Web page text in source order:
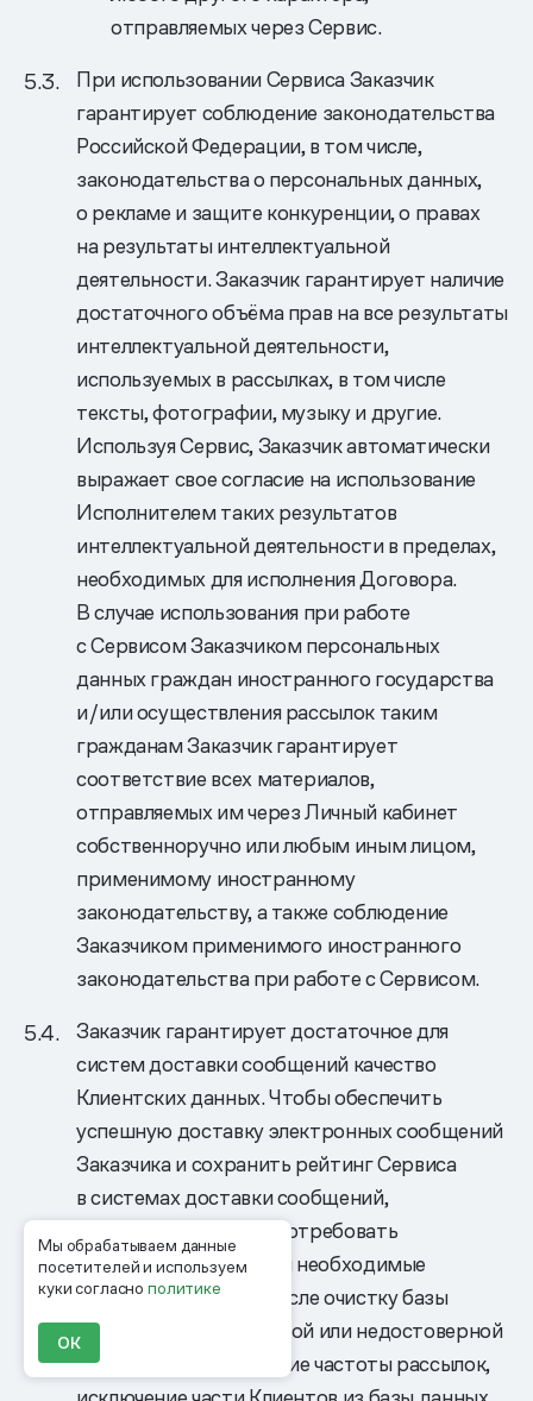
Мы обрабатываем данные
посетителей и используем
куки согласнополитике
ОК
отправляемых через Сервис.
При использовании Сервиса Заказчик
гарантирует соблюдение законодательства
Российской Федерации, в том числе,
законодательства о персональных данных,
о рекламе и защите конкуренции, о правах
на результаты интеллектуальной
деятельности. Заказчик гарантирует наличие
достаточного объёма прав на все результаты
интеллектуальной деятельности,
используемых в рассылках, в том числе
тексты, фотографии, музыку и другие.
Используя Сервис, Заказчик автоматически
выражает свое согласие на использование
Исполнителем таких результатов
интеллектуальной деятельности в пределах,
необходимых для исполнения Договора.
В случае использования при работе
с Сервисом Заказчиком персональных
данных граждан иностранного государства
и/или осуществления рассылок таким
гражданам Заказчик гарантирует
соответствие всех материалов,
отправляемых им через Личный кабинет
собственноручно или любым иным лицом,
применимому иностранному
законодательству, а также соблюдение
Заказчиком применимого иностранного
законодательства при работе с Сервисом.
Заказчик гарантирует достаточное для
систем доставки сообщений качество
Клиентских данных. Чтобы обеспечить
успешную доставку электронных сообщений
Заказчика и сохранить рейтинг Сервиса
в системах доставки сообщений,
Исполнитель вправе потребовать
от Заказчика провести необходимые
мероприятия, в том числе очистку базы
данных от сомнительной или недостоверной
информации, изменение частоты рассылок,